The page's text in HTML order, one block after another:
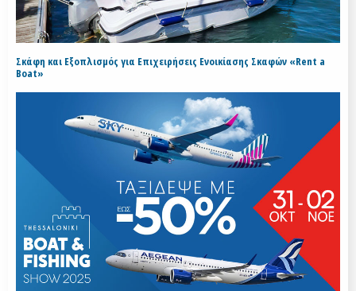
Σκάφη και Εξοπλισμός για Επιχειρήσεις Ενοικίασης Σκαφών «Rent a
Boat»